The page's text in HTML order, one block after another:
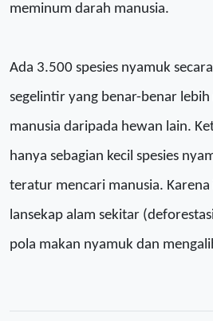
meminum darah manusia.
Ada 3.500 spesies nyamuk
segelintir yang benar-benar
manusia daripada hewan lain.
hanya sebagian kecil spesies
teratur mencari manusia.
lansekap alam sekitar
pola makan nyamuk dan